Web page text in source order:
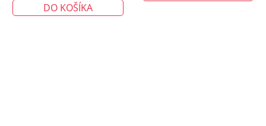
DO KOŠÍKA